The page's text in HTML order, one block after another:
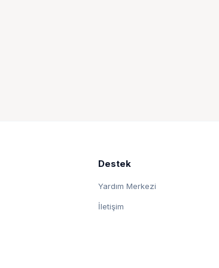
Destek
Yardım Merkezi
İletişim